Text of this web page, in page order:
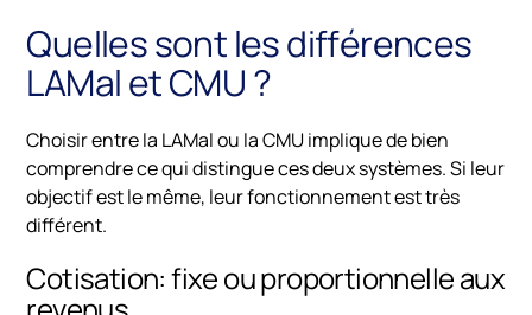
Quelles sont les différences
LAMal et CMU ?
Choisir entre la LAMal ou la CMU implique de bien
comprendre ce qui distingue ces deux systèmes. Si leur
objectif est le même, leur fonctionnement est très
différent.
Cotisation: fixe ou proportionnelle aux